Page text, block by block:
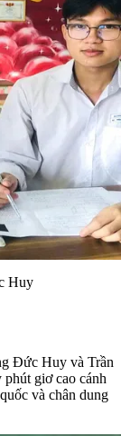
Huy
Đức Huy và Trần
giơ cao cánh
và chân dung